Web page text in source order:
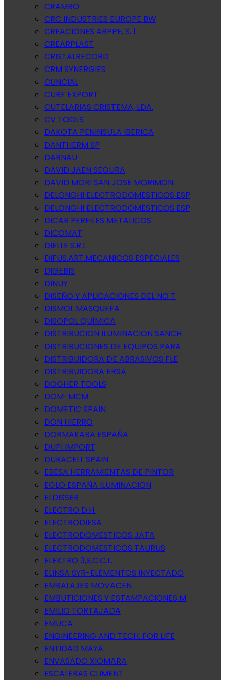
CRAMBO
CRC INDUSTRIES EUROPE BW
CREACIONES ARPPE, S. l.
CREARPLAST
CRISTALRECORD
CRM SYNERGIES
CUNCIAL
CURF EXPORT
CUTELARIAS CRISTEMA, LDA.
CV TOOLS
DAKOTA PENINSULA IBERICA
DANTHERM SP
DARNAU
DAVID JAEN SEGURA
DAVID MORI SAN JOSE MORIMON
DELONGHI ELECTRODOMESTICOS ESP
DELONGHI ELECTRODOMESTICOS ESP
DICAR PERFILES METALICOS
DICOMAT
DIELLE S.R.L.
DIFUS.ART.MECANICOS ESPECIALES
DIGEBIS
DINUY
DISEÑO Y APLICACIONES DEL NO T
DISMOL MASQUEFA
DISOPOL QUÍMICA
DISTRIBUCION ILUMINACION SANCH
DISTRIBUCIONES DE EQUIPOS PARA
DISTRIBUIDORA DE ABRASIVOS FLE
DISTRIBUIDORA ERSA
DOGHER TOOLS
DOM-MCM
DOMETIC SPAIN
DON HIERRO
DORMAKABA ESPAÑA
DUPI IMPORT
DURACELL SPAIN
EBESA HERRAMIENTAS DE PINTOR
EGLO ESPAÑA ILUMINACION
ELDISSER
ELECTRO D.H.
ELECTRODIESA
ELECTRODOMESTICOS JATA
ELECTRODOMESTICOS TAURUS
ELEKTRO 3,S.C.C.L.
ELINSA SYR-ELEMENTOS INYECTADO
EMBALAJES MOVACEN
EMBUTICIONES Y ESTAMPACIONES M
EMILIO TORTAJADA
EMUCA
ENGINEERING AND TECH. FOR LIFE
ENTIDAD MAYA
ENVASADO XIOMARA
ESCALERAS CLIMENT